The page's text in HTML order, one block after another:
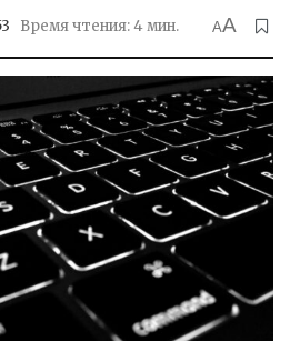
Время чтения: 4 мин. AA